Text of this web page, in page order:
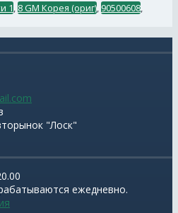
1 8 GM Корея (ориг) 90500608
"Лоск"
ежедневно.